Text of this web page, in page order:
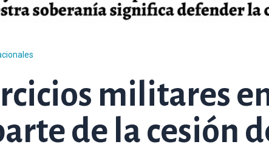
militares
de la cesión